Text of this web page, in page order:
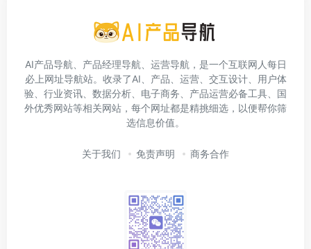
AI产品导航、产品经理导航、运营导航，是一个互联网人每日
必上网址导航站。收录了AI、产品、运营、交互设计、用户体
验、行业资讯、数据分析、电子商务、产品运营必备工具、国
外优秀网站等相关网站，每个网址都是精挑细选，以便帮你筛
选信息价值。
关于我们 免责声明 商务合作